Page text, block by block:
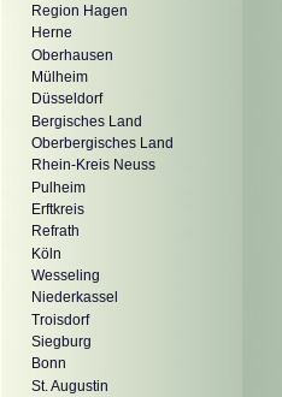
Region Hagen
Herne
Oberhausen
Mülheim
Düsseldorf
Bergisches Land
Oberbergisches Land
Rhein-Kreis Neuss
Pulheim
Erftkreis
Refrath
Köln
Wesseling
Niederkassel
Troisdorf
Siegburg
Bonn
St. Augustin